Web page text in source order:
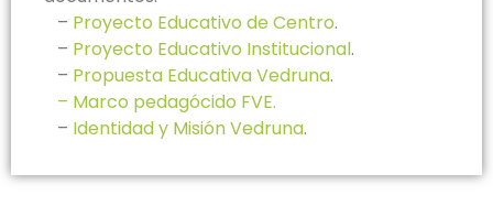
– Proyecto Educativo de Centro.
– Proyecto Educativo Institucional.
– Propuesta Educativa Vedruna.
– Marco pedagócido FVE.
– Identidad y Misión Vedruna.